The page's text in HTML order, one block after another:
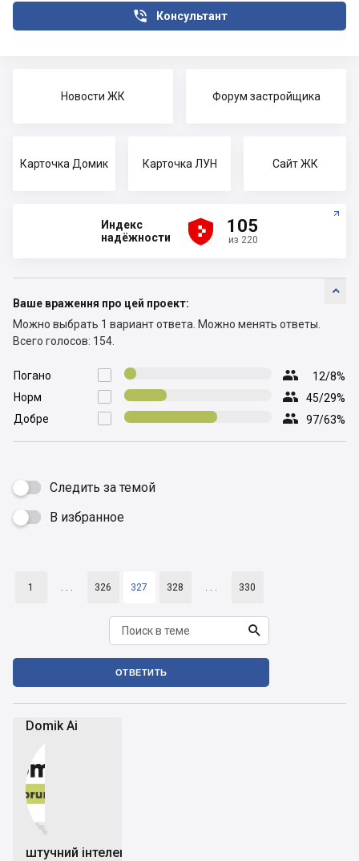
Консультант

Новости ЖК Форум застройщика
Карточка Домик Карточка ЛУН Сайт ЖК
Индекс
надёжности




 105
из 220

Ваше враження про цей проект:
Можно выбрать 1 вариант ответа. Можно менять ответы.
Всего голосов: 154.

Погано  12/8%

Норм  45/29%

Добре  97/63%
Следить за темой
 В избранное
1 326 327 328 330

ОТВЕТИТЬ
Domik Ai


штучний інтелект